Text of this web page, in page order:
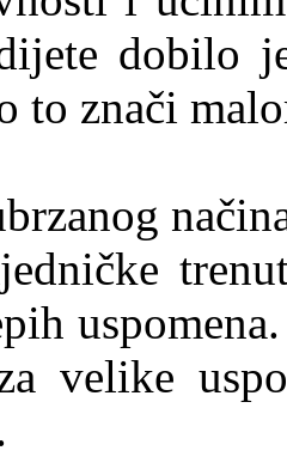
dobilo
to znači
velike